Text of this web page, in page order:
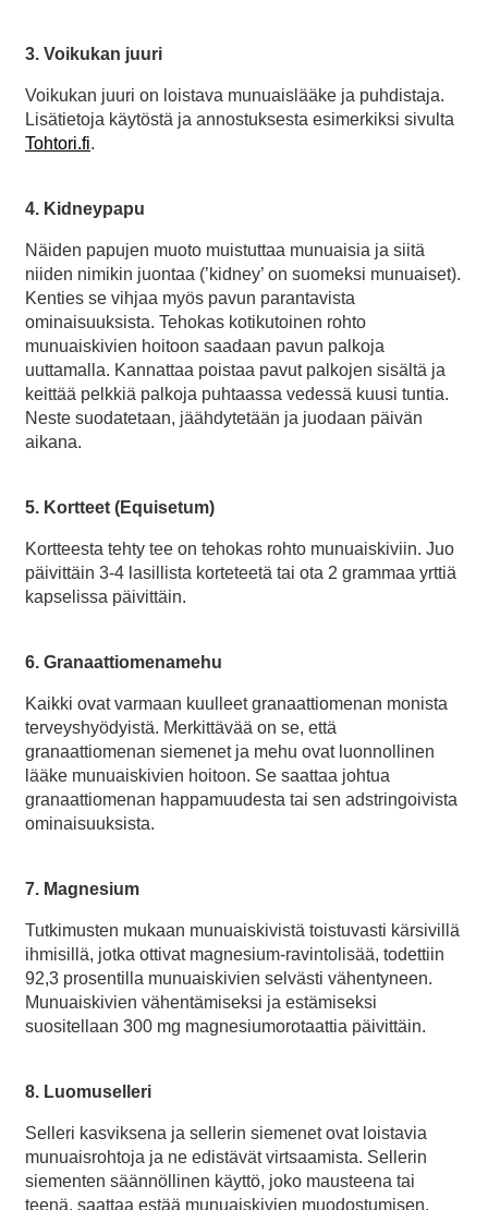
3. Voikukan juuri
Voikukan juuri on loistava munuaislääke ja puhdistaja.
Lisätietoja käytöstä ja annostuksesta esimerkiksi sivulta
Tohtori.fi.
4. Kidneypapu
Näiden papujen muoto muistuttaa munuaisia ja siitä
niiden nimikin juontaa (’kidney’ on suomeksi munuaiset).
Kenties se vihjaa myös pavun parantavista
ominaisuuksista. Tehokas kotikutoinen rohto
munuaiskivien hoitoon saadaan pavun palkoja
uuttamalla. Kannattaa poistaa pavut palkojen sisältä ja
keittää pelkkiä palkoja puhtaassa vedessä kuusi tuntia.
Neste suodatetaan, jäähdytetään ja juodaan päivän
aikana.
5. Kortteet (Equisetum)
Kortteesta tehty tee on tehokas rohto munuaiskiviin. Juo
päivittäin 3-4 lasillista korteteetä tai ota 2 grammaa yrttiä
kapselissa päivittäin.
6. Granaattiomenamehu
Kaikki ovat varmaan kuulleet granaattiomenan monista
terveyshyödyistä. Merkittävää on se, että
granaattiomenan siemenet ja mehu ovat luonnollinen
lääke munuaiskivien hoitoon. Se saattaa johtua
granaattiomenan happamuudesta tai sen adstringoivista
ominaisuuksista.
7. Magnesium
Tutkimusten mukaan munuaiskivistä toistuvasti kärsivillä
ihmisillä, jotka ottivat magnesium-ravintolisää, todettiin
92,3 prosentilla munuaiskivien selvästi vähentyneen.
Munuaiskivien vähentämiseksi ja estämiseksi
suositellaan 300 mg magnesiumorotaattia päivittäin.
8. Luomuselleri
Selleri kasviksena ja sellerin siemenet ovat loistavia
munuaisrohtoja ja ne edistävät virtsaamista. Sellerin
siementen säännöllinen käyttö, joko mausteena tai
teenä, saattaa estää munuaiskivien muodostumisen.